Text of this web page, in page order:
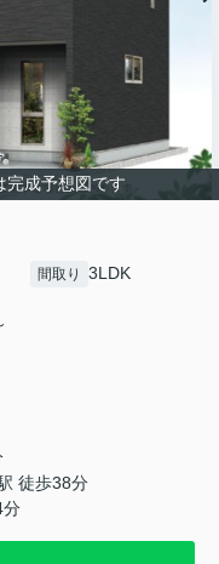
完成予想図です
間取り 3LDK
徒歩38分
分